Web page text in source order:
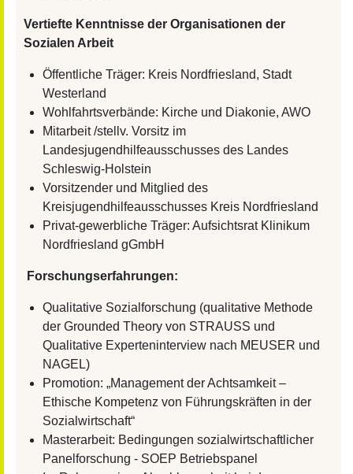
Vertiefte Kenntnisse der Organisationen der
Sozialen Arbeit
Öffentliche Träger: Kreis Nordfriesland, Stadt
Westerland
Wohlfahrtsverbände: Kirche und Diakonie, AWO
Mitarbeit /stellv. Vorsitz im
Landesjugendhilfeausschusses des Landes
Schleswig-Holstein
Vorsitzender und Mitglied des
Kreisjugendhilfeausschusses Kreis Nordfriesland
Privat-gewerbliche Träger: Aufsichtsrat Klinikum
Nordfriesland gGmbH
Forschungserfahrungen:
Qualitative Sozialforschung (qualitative Methode
der Grounded Theory von STRAUSS und
Qualitative Experteninterview nach MEUSER und
NAGEL)
Promotion: „Management der Achtsamkeit –
Ethische Kompetenz von Führungskräften in der
Sozialwirtschaft“
Masterarbeit: Bedingungen sozialwirtschaftlicher
Panelforschung - SOEP Betriebspanel